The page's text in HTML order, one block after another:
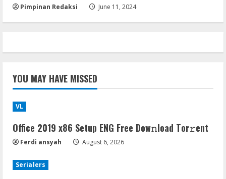
Pimpinan Redaksi June 11, 2024
YOU MAY HAVE MISSED
VL
Office 2019 x86 Setup ENG Frее Dow𝚗load Tоr𝚛ent
Ferdi ansyah August 6, 2026
Serialers